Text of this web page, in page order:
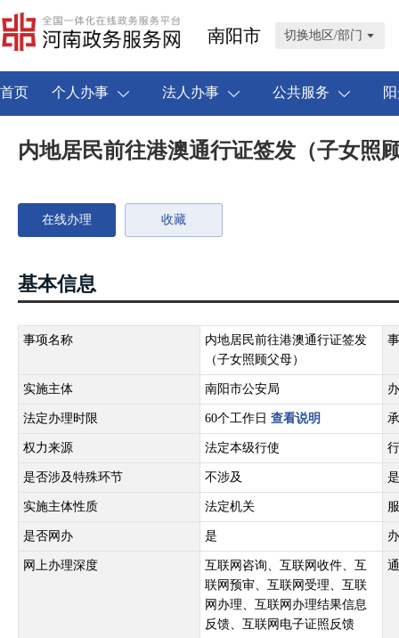
南阳市 切换地区/部门
首页 个人办事 法人办事 公共服务
内地居民前往港澳通行证签发（子女照
在线办理 收藏
基本信息
事项名称
内地居民前往港澳通行证签发
（子女照顾父母）
实施主体 南阳市公安局
法定办理时限 60个工作日 查看说明
权力来源 法定本级行使
是否涉及特殊环节 不涉及
实施主体性质 法定机关
是否网办 是
网上办理深度
互联网咨询、互联网收件、互
联网预审、互联网受理、互联
网办理、互联网办理结果信息
反馈、互联网电子证照反馈